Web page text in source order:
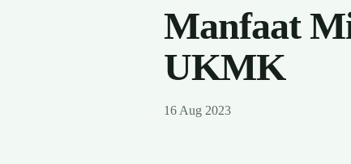
Manfaat
UKMK
16 Aug 2023